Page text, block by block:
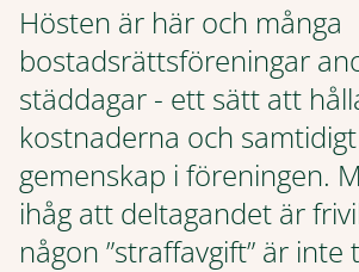
Hösten är här och många
bostadsrättsföreningar
städdagar - ett sätt att
kostnaderna och
gemenskap i föreningen.
ihåg att deltagandet är
någon ”straffavgift” är inte